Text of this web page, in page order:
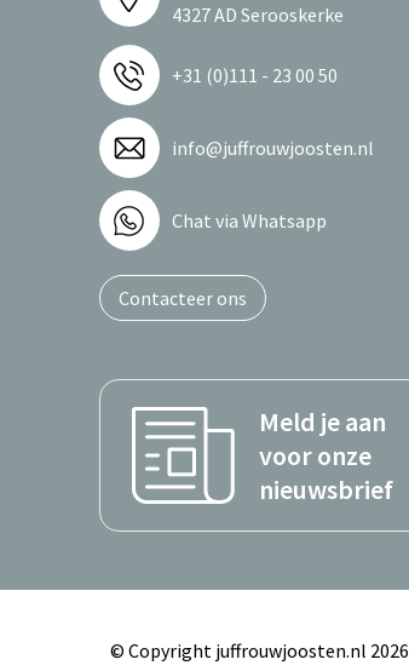
4327 AD Serooskerke
+31 (0)111 - 23 00 50
info@juffrouwjoosten.nl
Chat via Whatsapp
Contacteer ons
Meld je aan
voor onze
nieuwsbrief
© Copyright juffrouwjoosten.nl 2026